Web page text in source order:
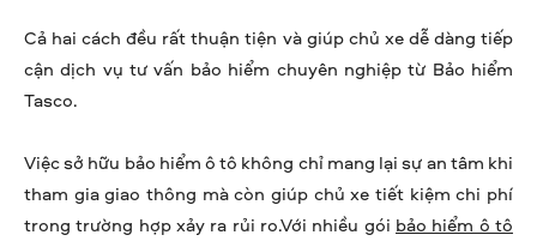
Cả hai cách đều rất thuận tiện và giúp chủ xe dễ dàng tiếp
cận dịch vụ tư vấn bảo hiểm chuyên nghiệp từ Bảo hiểm
Tasco.
Việc sở hữu bảo hiểm ô tô không chỉ mang lại sự an tâm khi
tham gia giao thông mà còn giúp chủ xe tiết kiệm chi phí
trong trường hợp xảy ra rủi ro.Với nhiều gói bảo hiểm ô tô